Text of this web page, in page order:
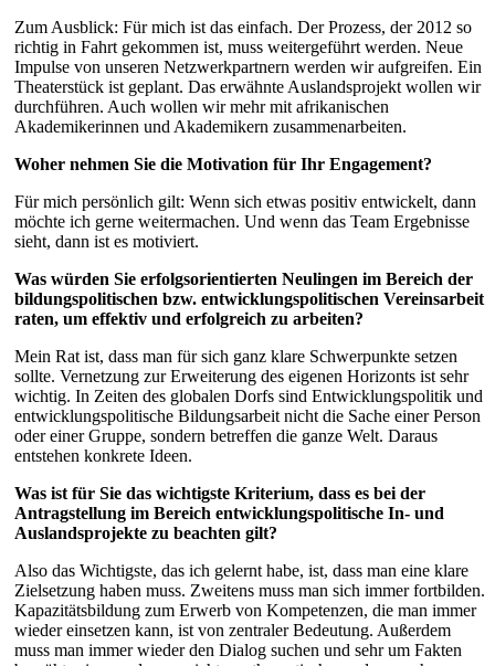
Zum Ausblick: Für mich ist das einfach. Der Prozess, der 2012 so
richtig in Fahrt gekommen ist, muss weitergeführt werden. Neue
Impulse von unseren Netzwerkpartnern werden wir aufgreifen. Ein
Theaterstück ist geplant. Das erwähnte Auslandsprojekt wollen wir
durchführen. Auch wollen wir mehr mit afrikanischen
Akademikerinnen und Akademikern zusammenarbeiten.
Woher nehmen Sie die Motivation für Ihr Engagement?
Für mich persönlich gilt: Wenn sich etwas positiv entwickelt, dann
möchte ich gerne weitermachen. Und wenn das Team Ergebnisse
sieht, dann ist es motiviert.
Was würden Sie erfolgsorientierten Neulingen im Bereich der
bildungspolitischen bzw. entwicklungspolitischen Vereinsarbeit
raten, um effektiv und erfolgreich zu arbeiten?
Mein Rat ist, dass man für sich ganz klare Schwerpunkte setzen
sollte. Vernetzung zur Erweiterung des eigenen Horizonts ist sehr
wichtig. In Zeiten des globalen Dorfs sind Entwicklungspolitik und
entwicklungspolitische Bildungsarbeit nicht die Sache einer Person
oder einer Gruppe, sondern betreffen die ganze Welt. Daraus
entstehen konkrete Ideen.
Was ist für Sie das wichtigste Kriterium, dass es bei der
Antragstellung im Bereich entwicklungspolitische In- und
Auslandsprojekte zu beachten gilt?
Also das Wichtigste, das ich gelernt habe, ist, dass man eine klare
Zielsetzung haben muss. Zweitens muss man sich immer fortbilden.
Kapazitätsbildung zum Erwerb von Kompetenzen, die man immer
wieder einsetzen kann, ist von zentraler Bedeutung. Außerdem
muss man immer wieder den Dialog suchen und sehr um Fakten